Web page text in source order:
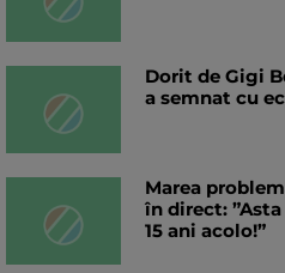
Dorit de Gigi
a semnat cu
Marea
în direct:
15 ani acolo!”